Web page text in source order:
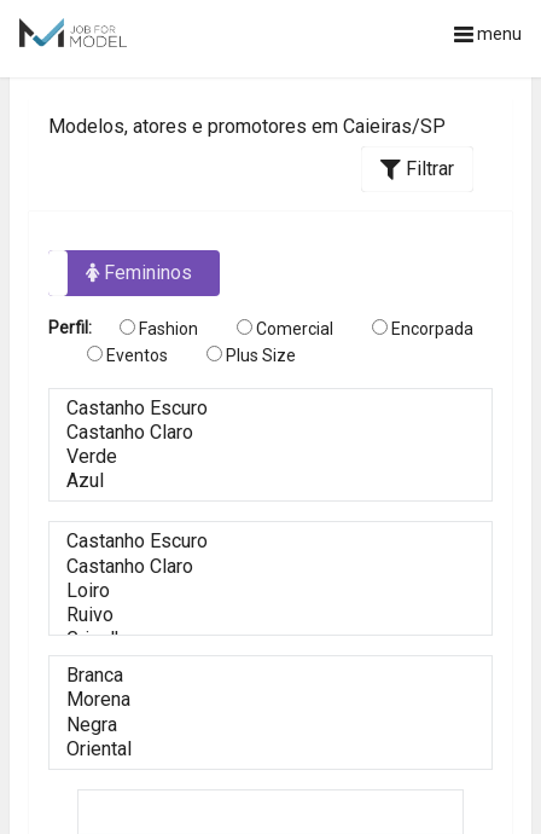
menu
Modelos, atores e promotores em Caieiras/SP
Filtrar
Femininos
Perfil: Fashion Comercial
Encorpada
Eventos
Plus Size